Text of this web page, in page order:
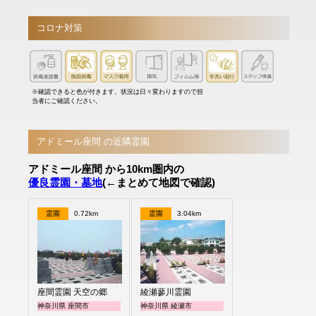
コロナ対策
※確認できると色が付きます。状況は日々変わりますので担
当者にご確認ください。
アドミール座間 の近隣霊園
アドミール座間 から10km圏内の
優良霊園・墓地(←まとめて地図で確認)
霊園 0.72km
座間霊園 天空の郷
神奈川県 座間市
霊園 3.04km
綾瀬蓼川霊園
神奈川県 綾瀬市